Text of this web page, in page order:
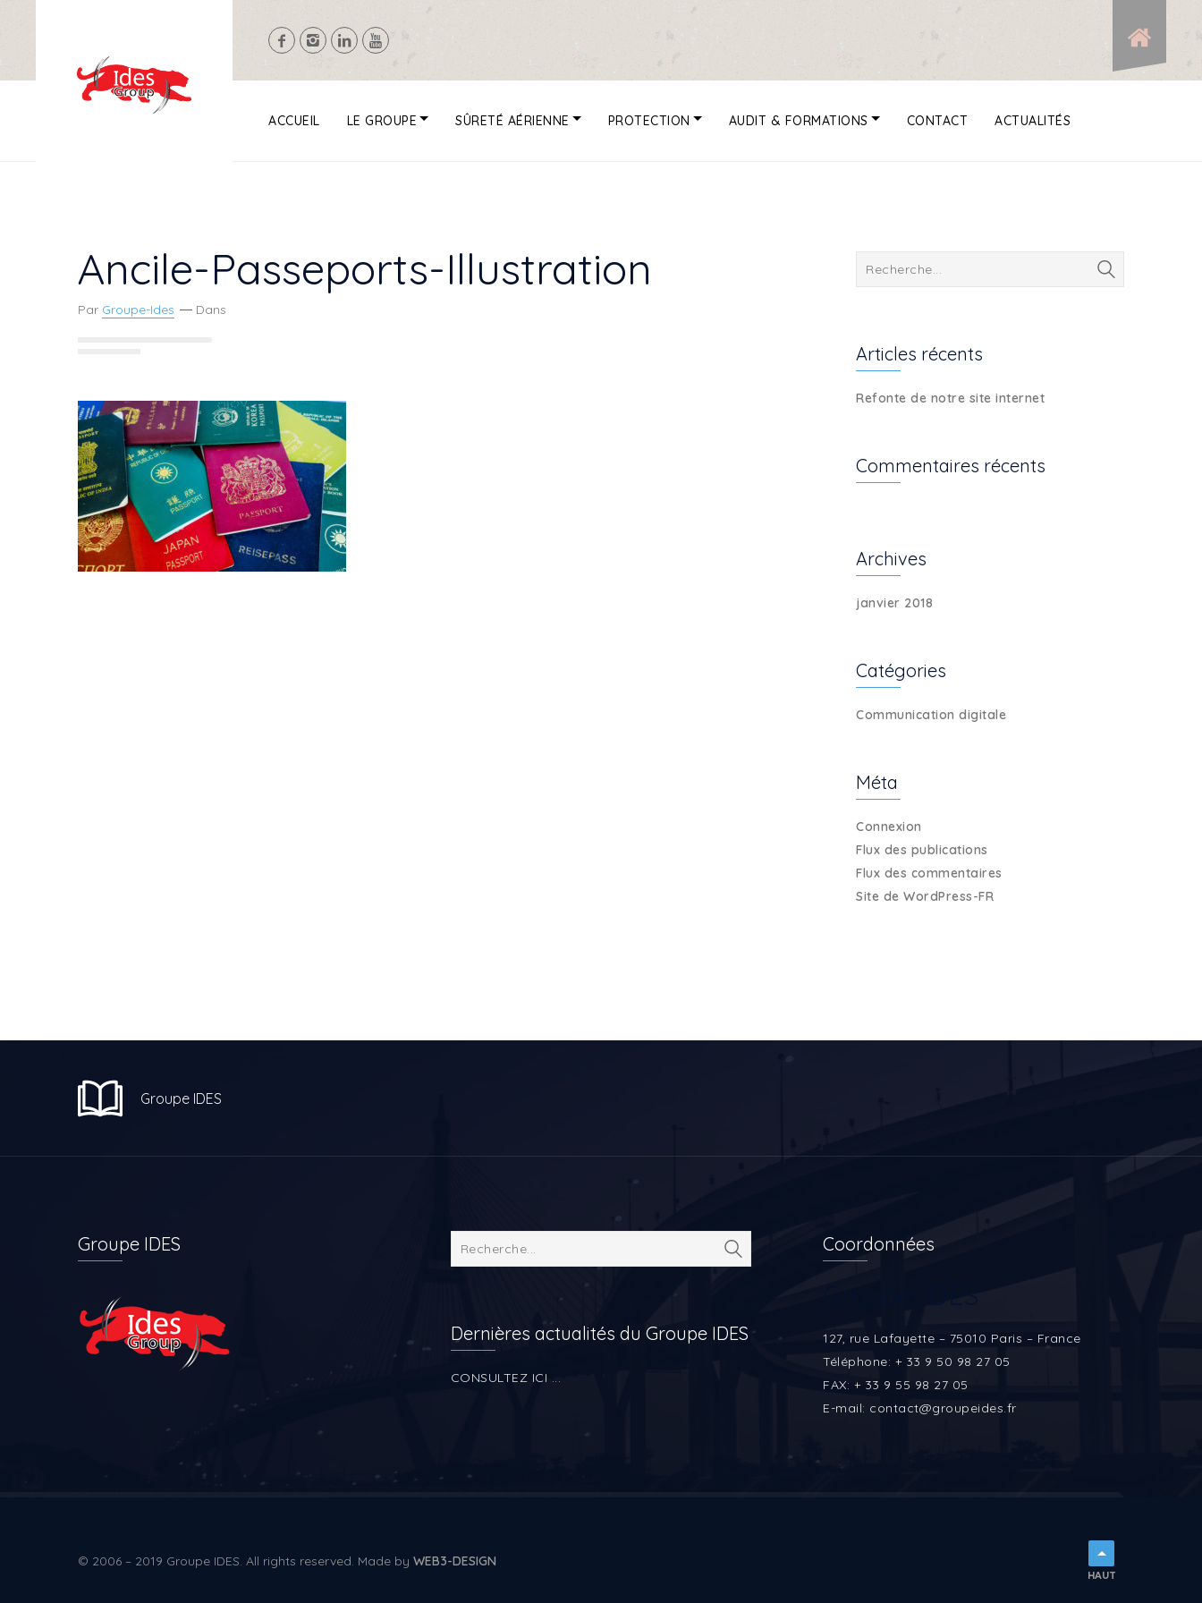
ACCUEIL LE GROUPE SÛRETÉ AÉRIENNE PROTECTION AUDIT & FORMATIONS CONTACT ACTUALITÉS
Ancile-Passeports-Illustration
Par Groupe-Ides Dans
Articles récents
Refonte de notre site internet
Commentaires récents
Archives
janvier 2018
Catégories
Communication digitale
Méta
Connexion
Flux des publications
Flux des commentaires
Site de WordPress-FR
Groupe IDES
Groupe IDES
Dernières actualités du Groupe IDES
CONSULTEZ ICI ...
Coordonnées
127, rue Lafayette – 75010 Paris – France
Téléphone: + 33 9 50 98 27 05
FAX: + 33 9 55 98 27 05
E-mail: contact@groupeides.fr
© 2006 – 2019 Groupe IDES. All rights reserved. Made by WEB3-DESIGN
HAUT